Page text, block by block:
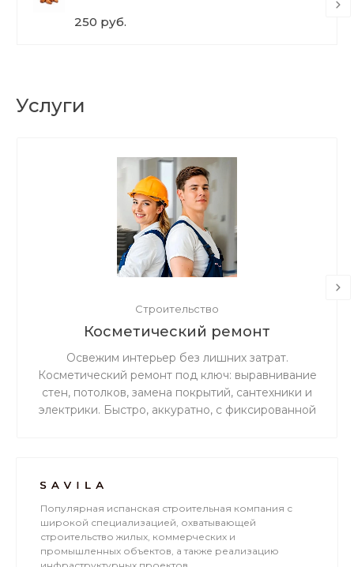
250 руб.
Услуги
Строительство
Косметический ремонт
Освежим интерьер без лишних затрат.
Косметический ремонт под ключ: выравнивание
стен, потолков, замена покрытий, сантехники и
электрики. Быстро, аккуратно, с фиксированной
Популярная испанская строительная компания с
широкой специализацией, охватывающей
строительство жилых, коммерческих и
промышленных объектов, а также реализацию
инфраструктурных проектов.